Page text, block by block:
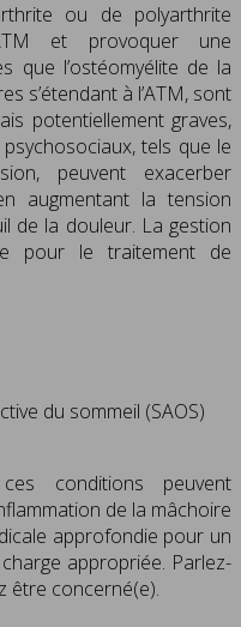
ou de polyarthrite
et provoquer une
que l’ostéomyélite de la
s’étendant à l’ATM, sont
potentiellement graves,
tels que le
peuvent exacerber
augmentant la tension
de la douleur. La gestion
pour le traitement de
du sommeil (SAOS)
conditions peuvent
de la mâchoire
approfondie pour un
appropriée. Parlez-
être concerné(e).